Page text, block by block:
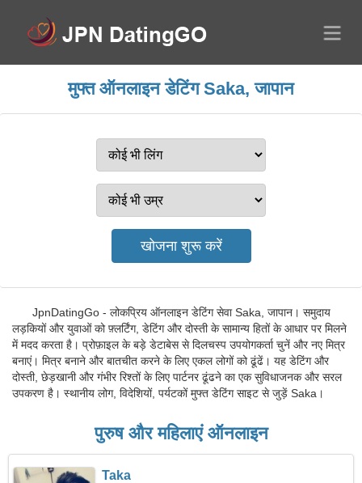
मुफ्त ऑनलाइन डेटिंग Saka, जापान
JpnDatingGo - लोकप्रिय ऑनलाइन डेटिंग सेवा Saka, जापान। समुदाय
लड़कियों और युवाओं को फ़्लर्टिंग, डेटिंग और दोस्ती के सामान्य हितों के आधार पर मिलने
में मदद करता है। प्रोफ़ाइल के बड़े डेटाबेस से दिलचस्प उपयोगकर्ता चुनें और नए मित्र
बनाएं। मित्र बनाने और बातचीत करने के लिए एकल लोगों को ढूंढें। यह डेटिंग और
दोस्ती, छेड़खानी और गंभीर रिश्तों के लिए पार्टनर ढूंढने का एक सुविधाजनक और सरल
उपकरण है। स्थानीय लोग, विदेशियों, पर्यटकों मुफ्त डेटिंग साइट से जुड़ें Saka।
पुरुष और महिलाएं ऑनलाइन
Taka